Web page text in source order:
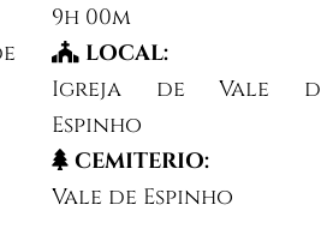
9h 00m
LOCAL:
Igreja de Vale
Espinho
CEMITERIO:
Vale de Espinho